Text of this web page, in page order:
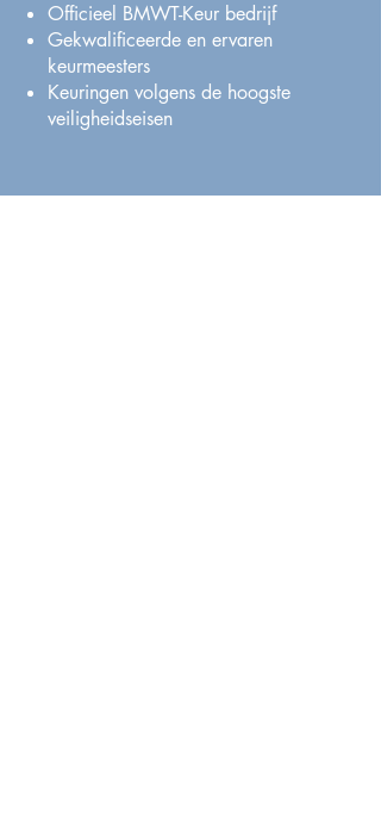
Officieel BMWT-Keur bedrijf
Gekwalificeerde en ervaren
keurmeesters
Keuringen volgens de hoogste
veiligheidseisen